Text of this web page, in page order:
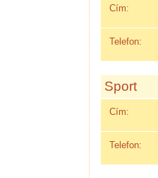
Cím:
Telefon:
Sport
Cím:
Telefon: